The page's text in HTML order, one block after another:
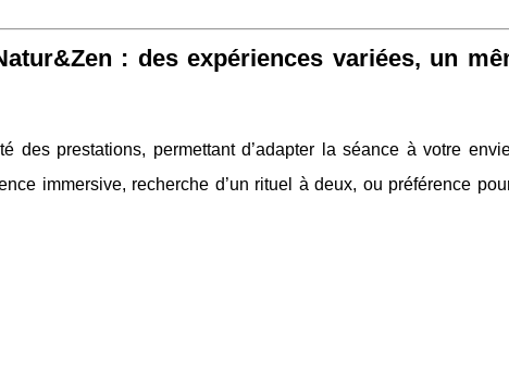
: des expériences variées, un
des prestations, permettant d’adapter la séance à votre
immersive, recherche d’un rituel à deux, ou préférence